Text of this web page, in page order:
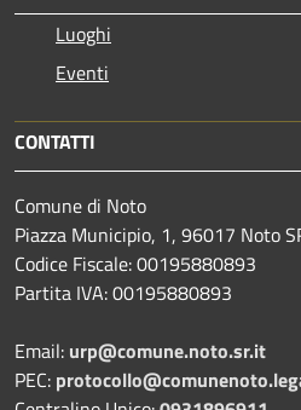
Luoghi
Eventi
CONTATTI
Comune di Noto
Piazza Municipio, 1, 96017 Noto
Codice Fiscale: 00195880893
Partita IVA: 00195880893
Email: urp@comune.noto.sr.it
PEC: